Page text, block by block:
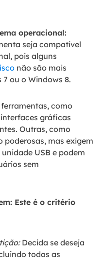
operacional:
seja compatível
pois alguns
não são mais
ou o Windows 8.
como
interfaces gráficas
Outras, como
poderosas, mas exigem
USB e podem
sem
Este é o critério
Decida se deseja
todas as